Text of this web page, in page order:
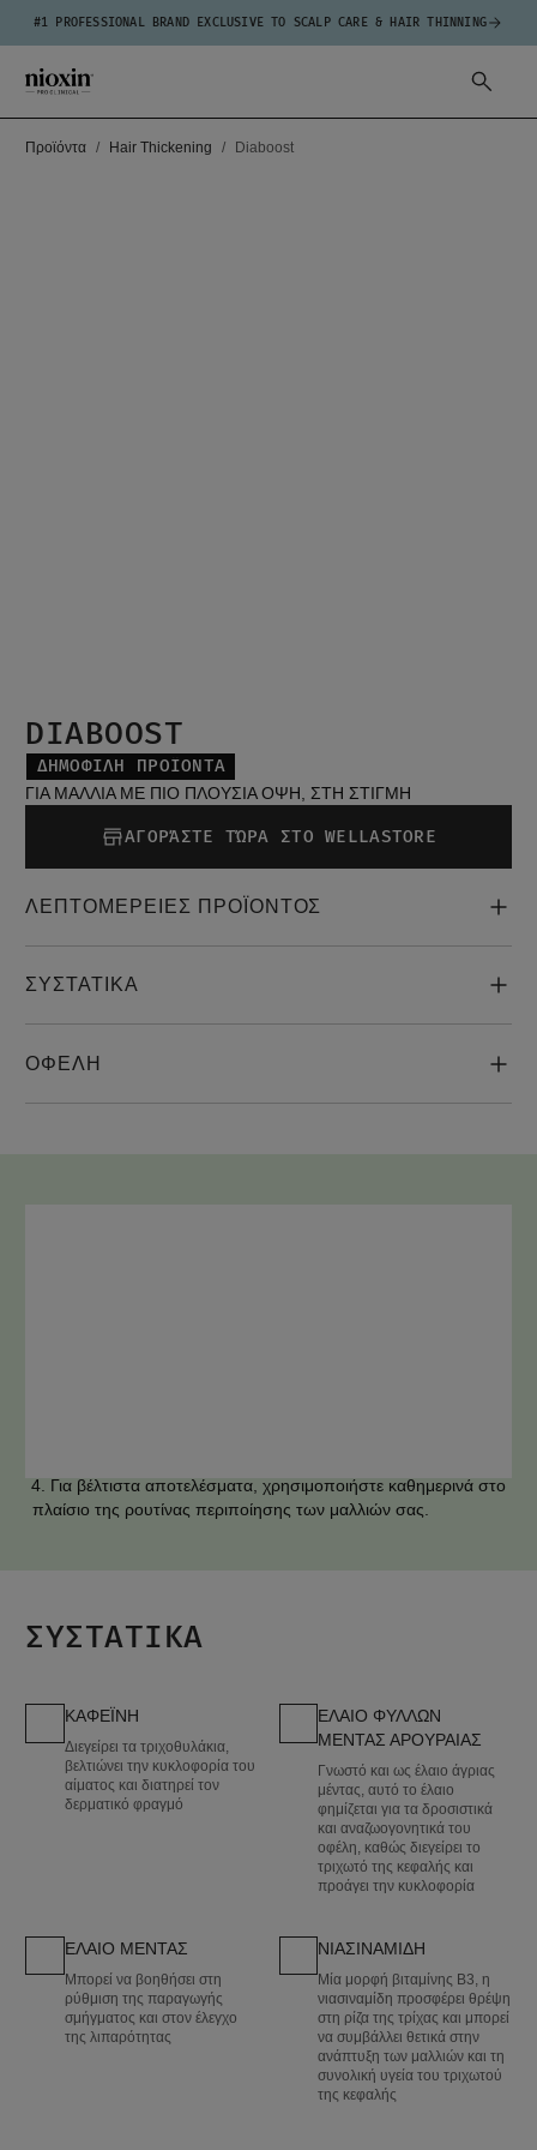
#1 PROFESSIONAL BRAND EXCLUSIVE TO SCALP CARE & HAIR THINNING
Προϊόντα Hair Thickening Diaboost
DIABOOST
ΔΗΜΟΦΙΛΉ ΠΡΟΪΌΝΤΑ
ΓΙΑ ΜΑΛΛΙΑ ΜΕ ΠΙΟ ΠΛΟΥΣΙΑ ΟΨΗ, ΣΤΗ ΣΤΙΓΜΗ
ΑΓΟΡΆΣΤΕ ΤΏΡΑ ΣΤΟ WELLASTORE
ΛΕΠΤΟΜΕΡΕΙΕΣ ΠΡΟΪΟΝΤΟΣ
ΣΥΣΤΑΤΙΚΑ
ΟΦΕΛΗ
Για βέλτιστα αποτελέσματα, χρησιμοποιήστε καθημερινά στο
πλαίσιο της ρουτίνας περιποίησης των μαλλιών σας.
ΣΥΣΤΑΤΙΚΑ
ΚΑΦΕΪΝΗ
Διεγείρει τα τριχοθυλάκια,
βελτιώνει την κυκλοφορία του
αίματος και διατηρεί τον
δερματικό φραγμό
ΕΛΑΙΟ ΦΥΛΛΩΝ
ΜΕΝΤΑΣ ΑΡΟΥΡΑΙΑΣ
Γνωστό και ως έλαιο άγριας
μέντας, αυτό το έλαιο
φημίζεται για τα δροσιστικά
και αναζωογονητικά του
οφέλη, καθώς διεγείρει το
τριχωτό της κεφαλής και
προάγει την κυκλοφορία
ΕΛΑΙΟ ΜΕΝΤΑΣ
Μπορεί να βοηθήσει στη
ρύθμιση της παραγωγής
σμήγματος και στον έλεγχο
της λιπαρότητας
ΝΙΑΣΙΝΑΜΙΔΗ
Μία μορφή βιταμίνης B3, η
νιασιναμίδη προσφέρει θρέψη
στη ρίζα της τρίχας και μπορεί
να συμβάλλει θετικά στην
ανάπτυξη των μαλλιών και τη
συνολική υγεία του τριχωτού
της κεφαλής